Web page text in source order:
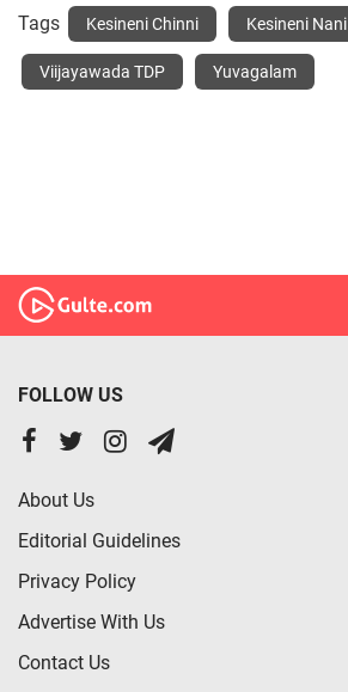
Tags Kesineni Chinni Kesineni Nani
Viijayawada TDP Yuvagalam
FOLLOW US
About Us
Editorial Guidelines
Privacy Policy
Advertise With Us
Contact Us